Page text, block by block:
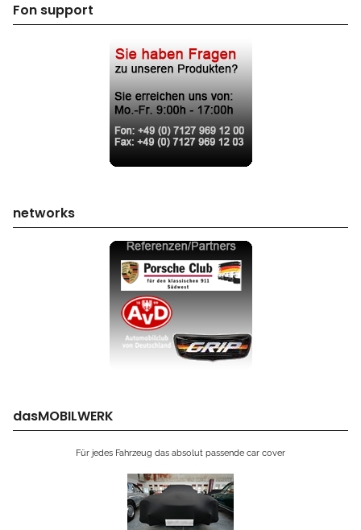
Fon support
networks
dasMOBILWERK
Für jedes Fahrzeug das absolut passende car cover